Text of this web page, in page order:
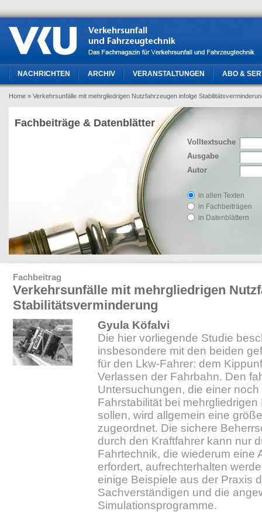
NACHRICHTEN ARCHIV VERANSTALTUNGEN ABO &
Home » Verkehrsunfälle mit mehrgliedrigen Nutzfahrzeugen infolge
Volltextsuche
Ausgabe
Autor
in allen Texten
in Fachbeiträgen
in Datenblättern
Fachbeiträge & Datenblätter
Fachbeitrag
Verkehrsunfälle mit mehrgliedrigen
Stabilitätsverminderung
Gyula Köfalvi
Die hier vorliegende Studie
insbesondere mit den beiden
für den Lkw-Fahrer: dem
Verlassen der Fahrbahn. Den
Untersuchungen, die einer
Fahrstabilität bei
sollen, wird allgemein eine
zugeordnet. Die sichere
durch den Kraftfahrer kann nur
Fahrtechnik, die wiederum eine
erfordert, aufrechterhalten
einige Beispiele aus der Praxis
Sachverständigen und die
Simulationsprogramme.